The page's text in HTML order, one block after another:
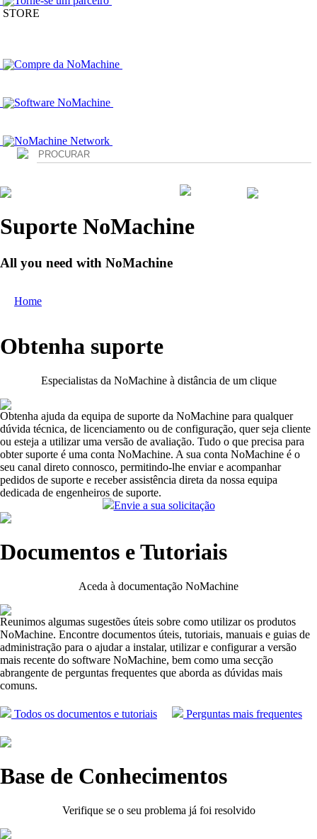
STORE
Compre da NoMachine
Software NoMachine
NoMachine Network
Suporte NoMachine
All you need with NoMachine
Home
Obtenha suporte
Especialistas da NoMachine à distância de um clique
Obtenha ajuda da equipa de suporte da NoMachine para qualquer
dúvida técnica, de licenciamento ou de configuração, quer seja cliente
ou esteja a utilizar uma versão de avaliação. Tudo o que precisa para
obter suporte é uma conta NoMachine. A sua conta NoMachine é o
seu canal direto connosco, permitindo-lhe enviar e acompanhar
pedidos de suporte e receber assistência direta da nossa equipa
dedicada de engenheiros de suporte.
Envie a sua solicitação
Documentos e Tutoriais
Aceda à documentação NoMachine
Reunimos algumas sugestões úteis sobre como utilizar os produtos
NoMachine. Encontre documentos úteis, tutoriais, manuais e guias de
administração para o ajudar a instalar, utilizar e configurar a versão
mais recente do software NoMachine, bem como uma secção
abrangente de perguntas frequentes que aborda as dúvidas mais
comuns.
Todos os documentos e tutoriais Perguntas mais frequentes
Base de Conhecimentos
Verifique se o seu problema já foi resolvido